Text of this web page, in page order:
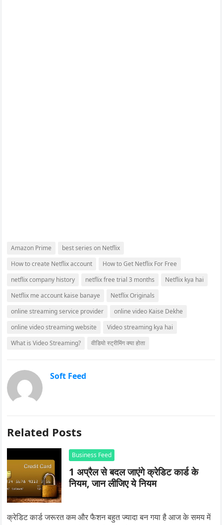
Amazon Prime
best series on Netflix
How to create Netflix account
How to Get Netflix For Free
netflix company history
netflix free trial 3 months
Netflix kya hai
Netflix me account kaise banaye
Netflix Originals
online streaming service provider
online video Kaise Dekhe
online video streaming website
Video streaming kya hai
What is Video Streaming?
वीडियो स्ट्रीमिंग क्या होता
Soft Feed
Related Posts
Business Feed
1 अप्रैल से बदल जाएंगे क्रेडिट कार्ड के
नियम, जान लीजिए ये नियम
क्रेडिट कार्ड जरूरत कम और फैशन बहुत ज्यादा बन गया है आज के समय में